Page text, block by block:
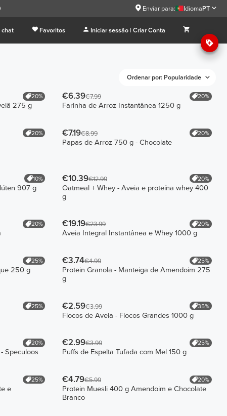
Enviar para: IdiomaPT
chat Favoritos Iniciar sessão | Criar Conta
Ordenar por: Popularidade
20%
275 g
€6.39€7.99 20%
Farinha de Arroz Instantânea 1250 g
20% €7.19€8.99 20%
Papas de Arroz 750 g - Chocolate
10%
907 g
€10.39€12.99 20%
Oatmeal + Whey - Aveia e proteína whey 400
g
20% €19.19€23.99 20%
Aveia Integral Instantânea e Whey 1000 g
25%
250 g
€3.74€4.99 25%
Protein Granola - Manteiga de Amendoim 275
g
25% €2.59€3.99 35%
Flocos de Aveia - Flocos Grandes 1000 g
20%
Speculoos
€2.99€3.99 25%
Puffs de Espelta Tufada com Mel 150 g
25%
e
€4.79€5.99 20%
Protein Muesli 400 g Amendoim e Chocolate
Branco